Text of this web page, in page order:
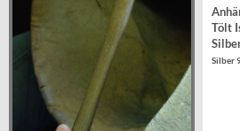
Tölt
Silber